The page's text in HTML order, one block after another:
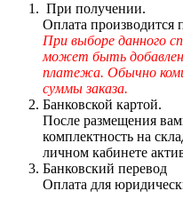
При получении.
Оплата производится
При выборе данного
может быть
платежа. Обычно
суммы заказа.
Банковской картой.
После размещения
комплектность на
личном кабинете
Банковский перевод
Оплата для